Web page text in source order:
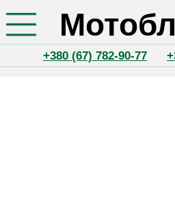
Мотоблок24